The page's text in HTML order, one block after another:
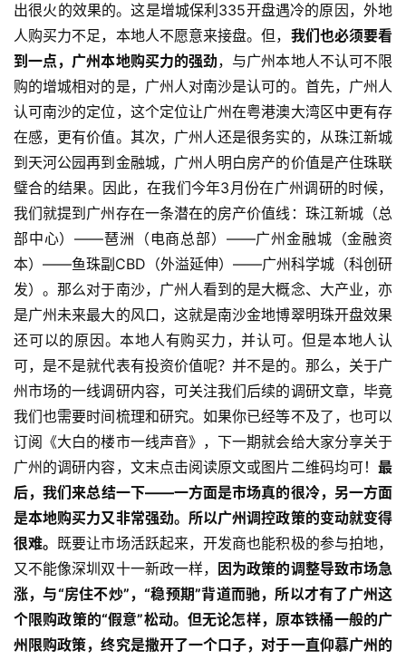
出很火的效果的。这是增城保利335开盘遇冷的原因，外地
人购买力不足，本地人不愿意来接盘。但， 我们也必须要看
到一点，广州本地购买力的强劲，与广州本地人不认可不限
购的增城相对的是，广州人对南沙是认可的。首先，广州人
认可南沙的定位，这个定位让广州在粤港澳大湾区中更有存
在感，更有价值。其次，广州人还是很务实的，从珠江新城
到天河公园再到金融城，广州人明白房产的价值是产住珠联
璧合的结果。因此，在我们今年3月份在广州调研的时候，
我们就提到广州存在一条潜在的房产价值线：珠江新城（总
部中心）——琶洲（电商总部）——广州金融城（金融资
本）——鱼珠副CBD（外溢延伸）——广州科学城（科创研
发）。那么对于南沙，广州人看到的是大概念、大产业，亦
是广州未来最大的风口，这就是南沙金地博翠明珠开盘效果
还可以的原因。本地人有购买力，并认可。但是本地人认
可，是不是就代表有投资价值呢？并不是的。那么，关于广
州市场的一线调研内容，可关注我们后续的调研文章，毕竟
我们也需要时间梳理和研究。如果你已经等不及了，也可以
订阅《大白的楼市一线声音》，下一期就会给大家分享关于
广州的调研内容，文末点击阅读原文或图片二维码均可！ 最
后，我们来总结一下——一方面是市场真的很冷，另一方面
是本地购买力又非常强劲。 所以广州调控政策的变动就变得
很难。 既要让市场活跃起来，开发商也能积极的参与拍地，
又不能像深圳双十一新政一样，
因为政策的调整导致市场急
涨，与“房住不炒”，“稳预期”背道而驰，所以才有了广州这
个限购政策的“假意”松动。 但无论怎样， 原本铁桶一般的广
州限购政策，终究是撒开了一个口子，对于一直仰慕广州的